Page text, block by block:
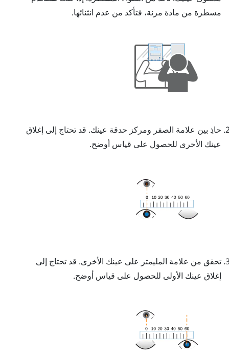
مسطرة من مادة مرنة، فتأكد من عدم انثنائها.
حاذِ بين علامة الصفر ومركز حدقة عينك. قد تحتاج إلى إغلاق
عينك الأخرى للحصول على قياس أوضح.
تحقق من علامة المليمتر على عينك الأخرى. قد تحتاج إلى
إغلاق عينك الأولى للحصول على قياس أوضح.